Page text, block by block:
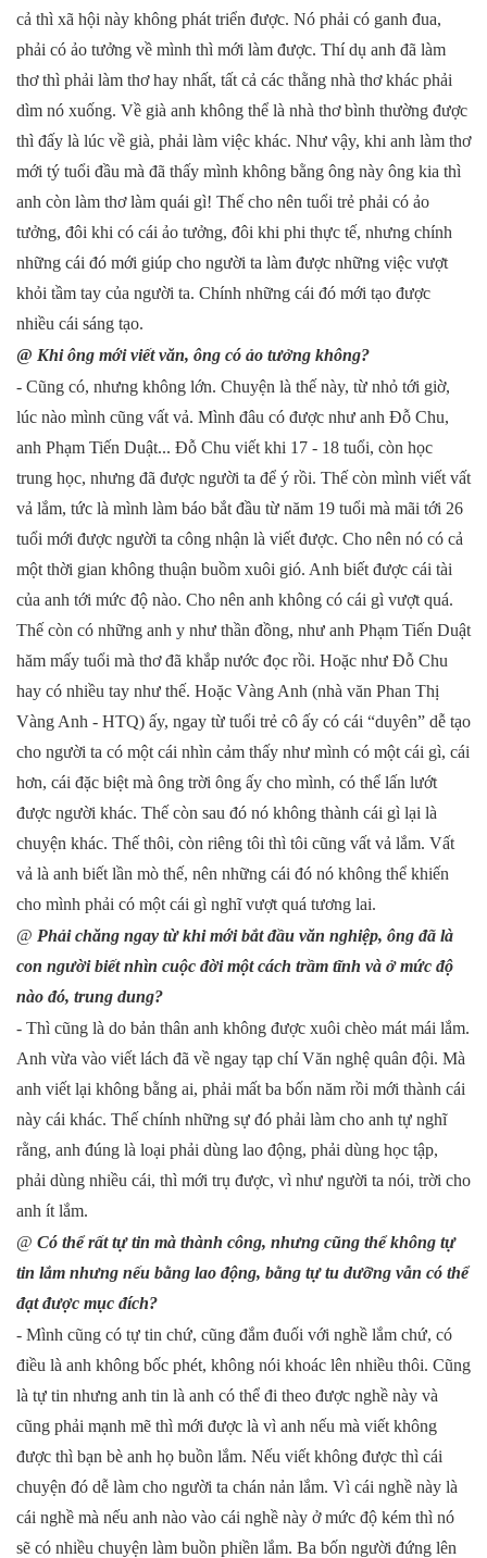
cả thì xã hội này không phát triển được. Nó phải có ganh đua,
phải có ảo tưởng về mình thì mới làm được. Thí dụ anh đã làm
thơ thì phải làm thơ hay nhất, tất cả các thằng nhà thơ khác phải
dìm nó xuống. Về già anh không thể là nhà thơ bình thường được
thì đấy là lúc về già, phải làm việc khác. Như vậy, khi anh làm thơ
mới tý tuổi đầu mà đã thấy mình không bằng ông này ông kia thì
anh còn làm thơ làm quái gì! Thế cho nên tuổi trẻ phải có ảo
tưởng, đôi khi có cái ảo tưởng, đôi khi phi thực tế, nhưng chính
những cái đó mới giúp cho người ta làm được những việc vượt
khỏi tầm tay của người ta. Chính những cái đó mới tạo được
nhiều cái sáng tạo.
@ Khi ông mới viết văn, ông có ảo tưởng không?
- Cũng có, nhưng không lớn. Chuyện là thế này, từ nhỏ tới giờ,
lúc nào mình cũng vất vả. Mình đâu có được như anh Đỗ Chu,
anh Phạm Tiến Duật... Đỗ Chu viết khi 17 - 18 tuổi, còn học
trung học, nhưng đã được người ta để ý rồi. Thế còn mình viết vất
vả lắm, tức là mình làm báo bắt đầu từ năm 19 tuổi mà mãi tới 26
tuổi mới được người ta công nhận là viết được. Cho nên nó có cả
một thời gian không thuận buồm xuôi gió. Anh biết được cái tài
của anh tới mức độ nào. Cho nên anh không có cái gì vượt quá.
Thế còn có những anh y như thần đồng, như anh Phạm Tiến Duật
hăm mấy tuổi mà thơ đã khắp nước đọc rồi. Hoặc như Đỗ Chu
hay có nhiều tay như thế. Hoặc Vàng Anh (nhà văn Phan Thị
Vàng Anh - HTQ) ấy, ngay từ tuổi trẻ cô ấy có cái “duyên” dễ tạo
cho người ta có một cái nhìn cảm thấy như mình có một cái gì, cái
hơn, cái đặc biệt mà ông trời ông ấy cho mình, có thể lấn lướt
được người khác. Thế còn sau đó nó không thành cái gì lại là
chuyện khác. Thế thôi, còn riêng tôi thì tôi cũng vất vả lắm. Vất
vả là anh biết lần mò thế, nên những cái đó nó không thể khiến
cho mình phải có một cái gì nghĩ vượt quá tương lai.
@ Phải chăng ngay từ khi mới bắt đầu văn nghiệp, ông đã là
con người biết nhìn cuộc đời một cách trầm tĩnh và ở mức độ
nào đó, trung dung?
- Thì cũng là do bản thân anh không được xuôi chèo mát mái lắm.
Anh vừa vào viết lách đã về ngay tạp chí Văn nghệ quân đội. Mà
anh viết lại không bằng ai, phải mất ba bốn năm rồi mới thành cái
này cái khác. Thế chính những sự đó phải làm cho anh tự nghĩ
rằng, anh đúng là loại phải dùng lao động, phải dùng học tập,
phải dùng nhiều cái, thì mới trụ được, vì như người ta nói, trời cho
anh ít lắm.
@ Có thể rất tự tin mà thành công, nhưng cũng thể không tự
tin lắm nhưng nếu bằng lao động, bằng tự tu dưỡng vẫn có thể
đạt được mục đích?
- Mình cũng có tự tin chứ, cũng đắm đuối với nghề lắm chứ, có
điều là anh không bốc phét, không nói khoác lên nhiều thôi. Cũng
là tự tin nhưng anh tin là anh có thể đi theo được nghề này và
cũng phải mạnh mẽ thì mới được là vì anh nếu mà viết không
được thì bạn bè anh họ buồn lắm. Nếu viết không được thì cái
chuyện đó dễ làm cho người ta chán nản lắm. Vì cái nghề này là
cái nghề mà nếu anh nào vào cái nghề này ở mức độ kém thì nó
sẽ có nhiều chuyện làm buồn phiền lắm. Ba bốn người đứng lên